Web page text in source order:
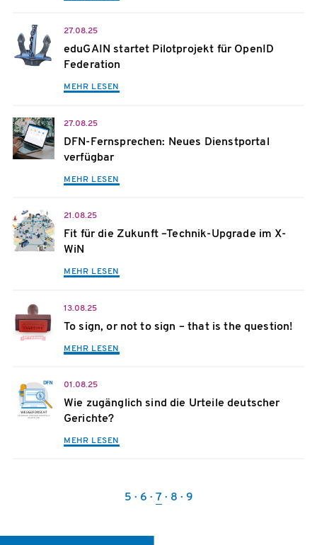
27.08.25
eduGAIN startet Pilotprojekt für OpenID
Federation
MEHR LESEN
27.08.25
DFN-Fernsprechen: Neues Dienstportal
verfügbar
MEHR LESEN
21.08.25
Fit für die Zukunft –Technik-Upgrade im X-
WiN
MEHR LESEN
13.08.25
To sign, or not to sign – that is the question!
MEHR LESEN
01.08.25
Wie zugänglich sind die Urteile deutscher
Gerichte?
MEHR LESEN
5 6 7 8 9